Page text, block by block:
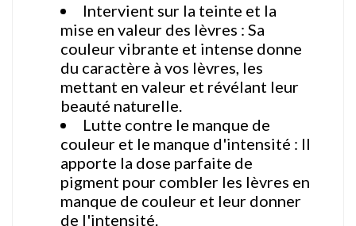
Intervient sur la teinte et la
mise en valeur des lèvres : Sa
couleur vibrante et intense donne
du caractère à vos lèvres, les
mettant en valeur et révélant leur
beauté naturelle.
Lutte contre le manque de
couleur et le manque d'intensité : Il
apporte la dose parfaite de
pigment pour combler les lèvres en
manque de couleur et leur donner
de l'intensité.